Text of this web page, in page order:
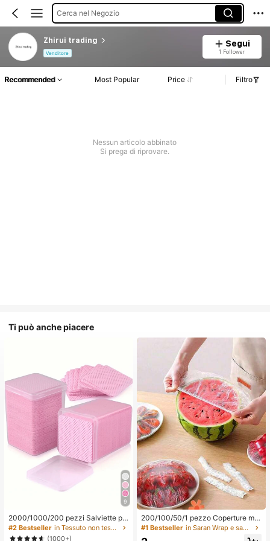
Cerca nel Negozio
Zhirui trading
Venditore
Segui
1 Follower
Recommended Most Popular Price Filtro
Nessun articolo abbinato
Si prega di riprovare.
Ti può anche piacere
9
2000/1000/200 pezzi Salviette pe
r la pulizia delle unghie - Tamponi p
rofessionali senza pelucchi per rim
#2 Bestseller
in Tessuto non tessuto Strumenti per la rimozione
(1000+)
200/100/50/1 pezzo Coperture mo
nouso in pellicola trasparente per al
imenti, Coperture per doccia, Sacc
#1 Bestseller in Saran Wrap e sacchetti di plastica